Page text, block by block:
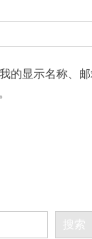
的显示名称、
搜索